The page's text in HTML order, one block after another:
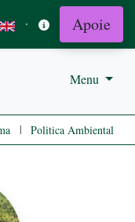
· Apoie
Menu
| Politica Ambiental